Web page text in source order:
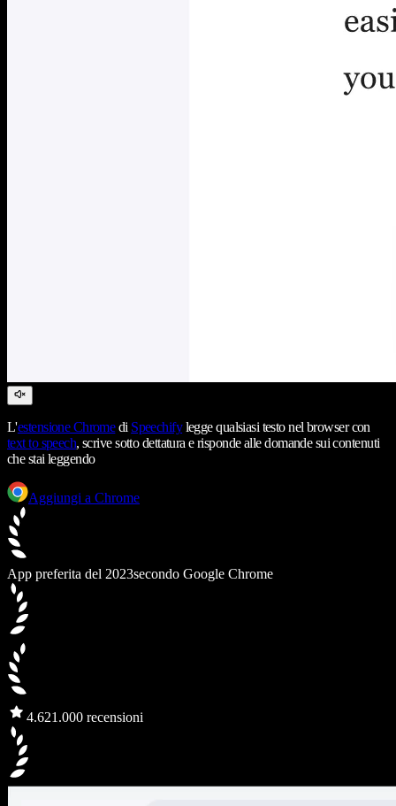
L'estensione Chromedi Speechifylegge qualsiasi testo nel browser con
text to speech, scrive sotto dettatura e risponde alle domande sui contenuti
che stai leggendo
Aggiungi a Chrome
App preferita del 2023secondo Google Chrome
4.621.000 recensioni